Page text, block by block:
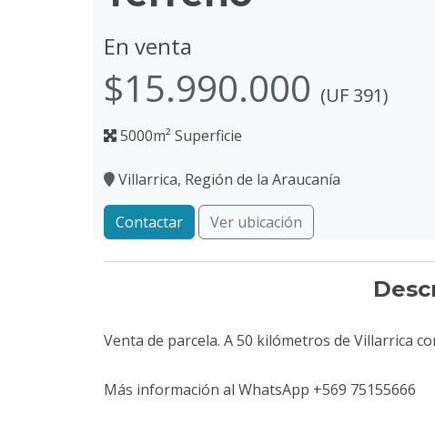
En venta
$15.990.000 (UF 391)
5000m² Superficie
Villarrica, Región de la Araucanía
Contactar Ver ubicación
Venta de parcela. A 50 kilómetros de Villarrica
Más información al WhatsApp +569 75155666